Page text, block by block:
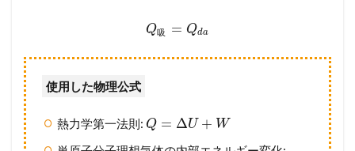
Q吸 = Qda
使用した物理公式
熱力学第一法則: Q = ΔU + W